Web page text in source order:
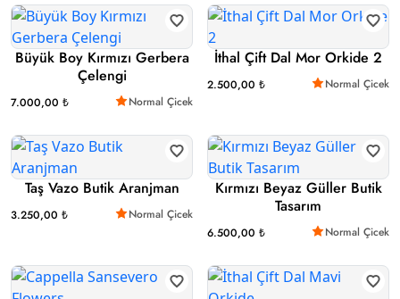
Büyük Boy Kırmızı Gerbera
Çelengi
7.000,00 ₺ Normal Çicek
İthal Çift Dal Mor Orkide 2
2.500,00 ₺ Normal Çicek
Taş Vazo Butik Aranjman
3.250,00 ₺ Normal Çicek
Kırmızı Beyaz Güller Butik
Tasarım
6.500,00 ₺ Normal Çicek